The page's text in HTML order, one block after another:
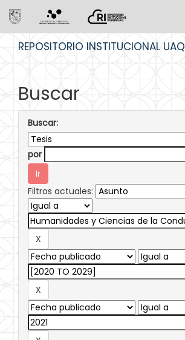
REPOSITORIO INSTITUCIONAL UAQ
Buscar
Buscar:
por
Filtros actuales: